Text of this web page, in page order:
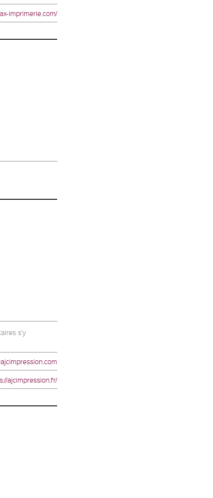
imprimerie.com/
s'y
ajcimpression.fr/